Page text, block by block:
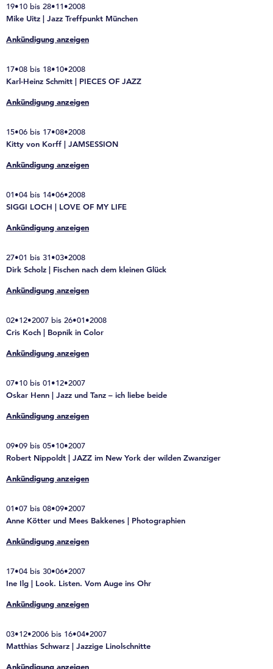
19•10 bis 28•11•2008
Mike Uitz | Jazz Treffpunkt München
Ankündigung anzeigen
17•08 bis 18•10•2008
Karl-Heinz Schmitt | PIECES OF JAZZ
Ankündigung anzeigen
15•06 bis 17•08•2008
Kitty von Korff | JAMSESSION
Ankündigung anzeigen
01•04 bis 14•06•2008
SIGGI LOCH | LOVE OF MY LIFE
Ankündigung anzeigen
27•01 bis 31•03•2008
Dirk Scholz | Fischen nach dem kleinen Glück
Ankündigung anzeigen
02•12•2007 bis 26•01•2008
Cris Koch | Bopnik in Color
Ankündigung anzeigen
07•10 bis 01•12•2007
Oskar Henn | Jazz und Tanz – ich liebe beide
Ankündigung anzeigen
09•09 bis 05•10•2007
Robert Nippoldt | JAZZ im New York der wilden Zwanziger
Ankündigung anzeigen
01•07 bis 08•09•2007
Anne Kötter und Mees Bakkenes | Photographien
Ankündigung anzeigen
17•04 bis 30•06•2007
Ine Ilg | Look. Listen. Vom Auge ins Ohr
Ankündigung anzeigen
03•12•2006 bis 16•04•2007
Matthias Schwarz | Jazzige Linolschnitte
Ankündigung anzeigen